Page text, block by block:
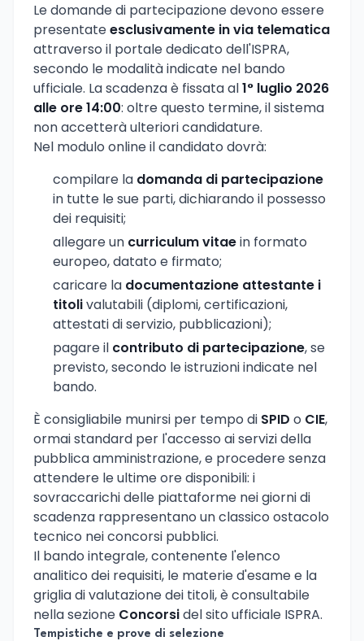
Le domande di partecipazione devono essere
presentateesclusivamente in via telematica
attraverso il portale dedicato dell'ISPRA,
secondo le modalità indicate nel bando
ufficiale. La scadenza è fissata al1° luglio 2026
alle ore 14:00: oltre questo termine, il sistema
non accetterà ulteriori candidature.
Nel modulo online il candidato dovrà:
compilare la domanda di partecipazione
in tutte le sue parti, dichiarando il possesso
dei requisiti;
allegare un curriculum vitaein formato
europeo, datato e firmato;
caricare la documentazione attestante i
titolivalutabili (diplomi, certificazioni,
attestati di servizio, pubblicazioni);
pagare il contributo di partecipazione, se
previsto, secondo le istruzioni indicate nel
bando.
È consigliabile munirsi per tempo di SPID o CIE,
ormai standard per l'accesso ai servizi della
pubblica amministrazione, e procedere senza
attendere le ultime ore disponibili: i
sovraccarichi delle piattaforme nei giorni di
scadenza rappresentano un classico ostacolo
tecnico nei concorsi pubblici.
Il bando integrale, contenente l'elenco
analitico dei requisiti, le materie d'esame e la
griglia di valutazione dei titoli, è consultabile
nella sezione Concorsidel sito ufficiale ISPRA.
Tempistiche e prove di selezione